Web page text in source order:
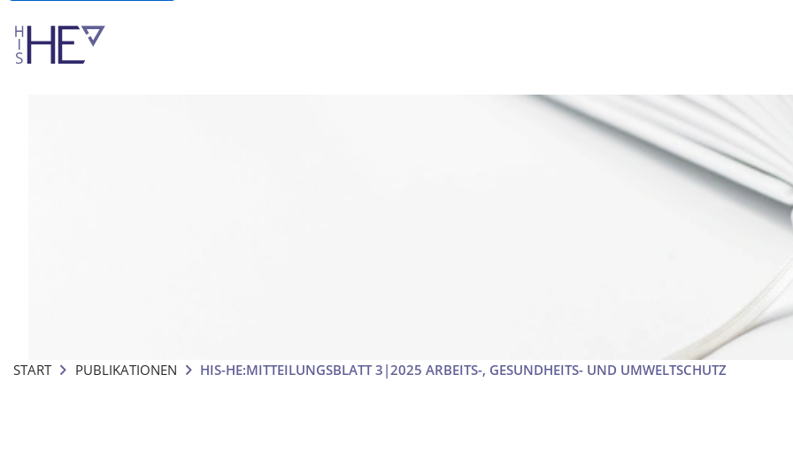
START PUBLIKATIONEN HIS-HE:MITTEILUNGSBLATT 3|2025 ARBEITS-, GESUNDHEITS- UND UMWELTSCHUTZ